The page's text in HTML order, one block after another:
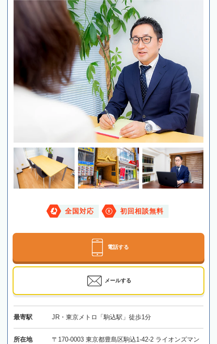
全国対応 初回相談無料
電話する
メールする
最寄駅 JR・東京メトロ「駒込駅」徒歩1分
所在地
〒170-0003 東京都豊島区駒込1-42-2 ライオンズマン